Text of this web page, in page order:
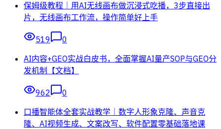
保姆级教程｜用AI无线画布做沉浸式吃播，3步直接出
片，无线画布工作流，操作简单好上手
519
0
AI内容+GEO实战白皮书，全面掌握AI量产SOP与GEO分
发机制【文档】
962
0
口播智能体全套实战教学｜数字人形象克隆、声音克
隆、AI视频生成、文案改写、软件配置零基础落地课